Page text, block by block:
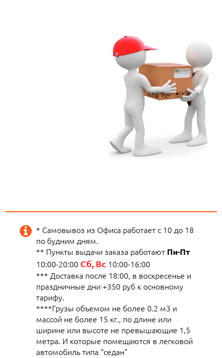
* Самовывоз из Офиса работает с 10 до 18
по будним дням.
** Пункты выдачи заказа работают Пн-Пт
10:00-20:00 Сб, Вс 10:00-16:00
*** Доставка после 18:00, в воскресенье и
праздничные дни +350 руб к основному
тарифу.
****Грузы объемом не более 0.2 м3 и
массой не более 15 кг., по длине или
ширине или высоте не превышающие 1,5
метра. И которые помещаются в легковой
автомобиль типа "седан"